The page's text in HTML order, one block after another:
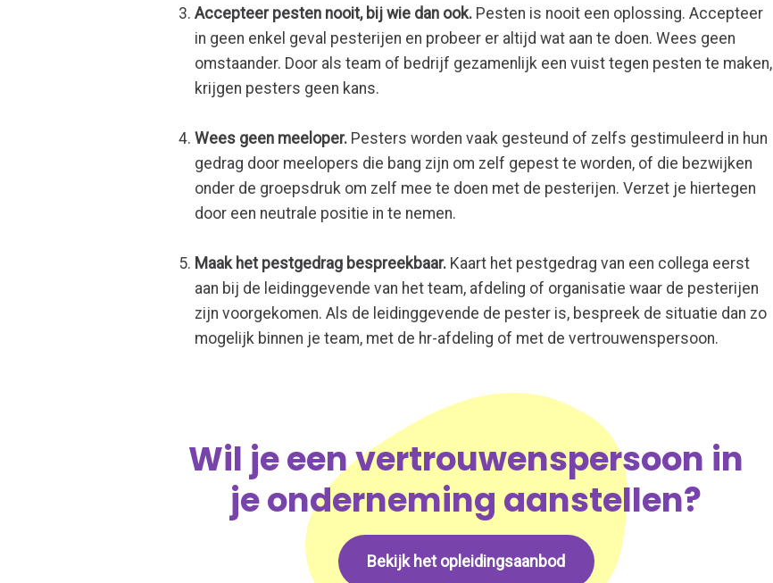
Accepteer pesten nooit, bij wie dan ook. Pesten is nooit een oplossing. Accepteer
in geen enkel geval pesterijen en probeer er altijd wat aan te doen. Wees geen
omstaander. Door als team of bedrijf gezamenlijk een vuist tegen pesten te maken,
krijgen pesters geen kans.
Wees geen meeloper. Pesters worden vaak gesteund of zelfs gestimuleerd in hun
gedrag door meelopers die bang zijn om zelf gepest te worden, of die bezwijken
onder de groepsdruk om zelf mee te doen met de pesterijen. Verzet je hiertegen
door een neutrale positie in te nemen.
Maak het pestgedrag bespreekbaar. Kaart het pestgedrag van een collega eerst
aan bij de leidinggevende van het team, afdeling of organisatie waar de pesterijen
zijn voorgekomen. Als de leidinggevende de pester is, bespreek de situatie dan zo
mogelijk binnen je team, met de hr-afdeling of met de vertrouwenspersoon.
Wil je een vertrouwenspersoon in
je onderneming aanstellen?
Bekijk het opleidingsaanbod